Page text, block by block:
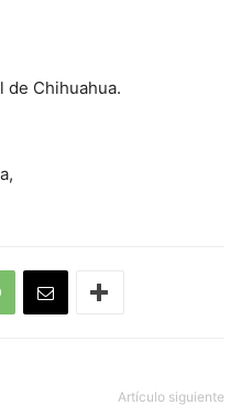
de Chihuahua.
Artículo siguiente